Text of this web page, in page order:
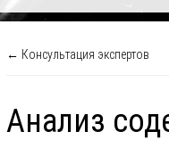
← Консультация экспертов
Анализ